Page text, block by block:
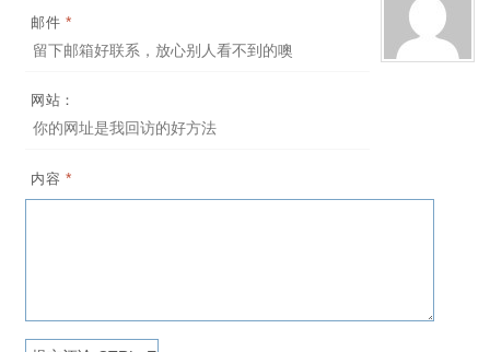
邮件 *
网站：
内容 *